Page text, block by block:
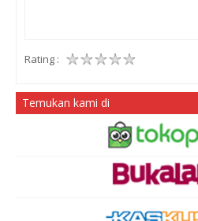
Rating :
Temukan kami di